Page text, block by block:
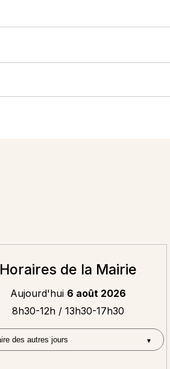
Horaires de la Mairie
Aujourd'hui 6 août 2026
8h30-12h / 13h30-17h30